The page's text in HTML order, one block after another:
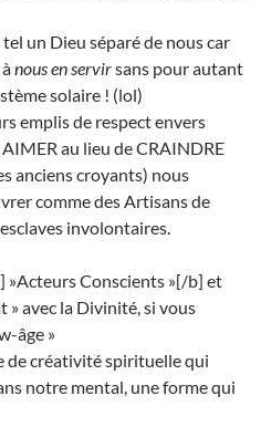
un Dieu séparé de nous car
nous en servirsans pour autant
solaire ! (lol)
emplis de respect envers
au lieu de CRAINDRE
anciens croyants) nous
comme des Artisans de
involontaires.
»Acteurs Conscients »[/b] et
» avec la Divinité, si vous
âge »
de créativité spirituelle qui
notre mental, une forme qui